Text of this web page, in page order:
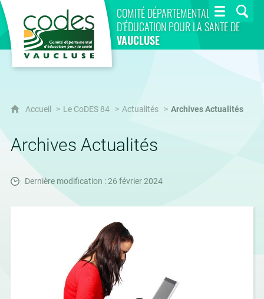
COMITÉ DÉPARTEMENTAL
D’ÉDUCATION POUR LA SANTÉ DE
VAUCLUSE
CoDES 84
Accueil Le CoDES 84 Actualités Archives Actualités
Archives Actualités
Dernière modification : 26 février 2024